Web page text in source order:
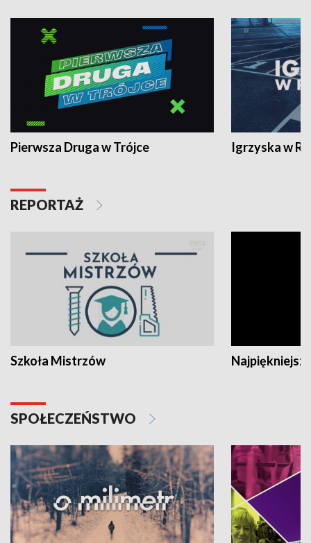
Pierwsza Druga w Trójce Igrzyska w
REPORTAŻ
Szkoła Mistrzów
SPOŁECZEŃSTWO